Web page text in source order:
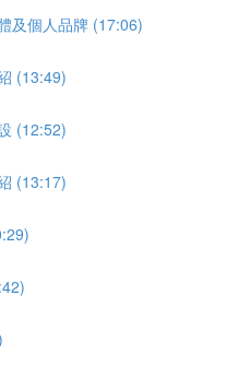
及個人品牌 (17:06)
(13:49)
(12:52)
(13:17)